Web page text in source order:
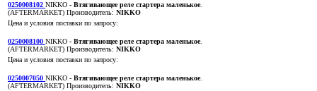
0250008102 NIKKO - Втягивающее реле стартера маленькое.
(AFTERMARKET) Производитель: NIKKO
Цена и условия поставки по запросу:
0250008100 NIKKO - Втягивающее реле стартера маленькое.
(AFTERMARKET) Производитель: NIKKO
Цена и условия поставки по запросу:
0250007050 NIKKO - Втягивающее реле стартера маленькое.
(AFTERMARKET) Производитель: NIKKO